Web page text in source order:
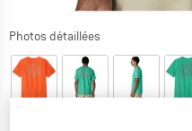
Photos détaillées